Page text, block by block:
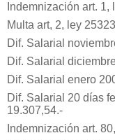
Indemnización art.
Multa art, 2, ley
Dif. Salarial
Dif. Salarial
Dif. Salarial enero
Dif. Salarial 20 días
19.307,54.-
Indemnización art.